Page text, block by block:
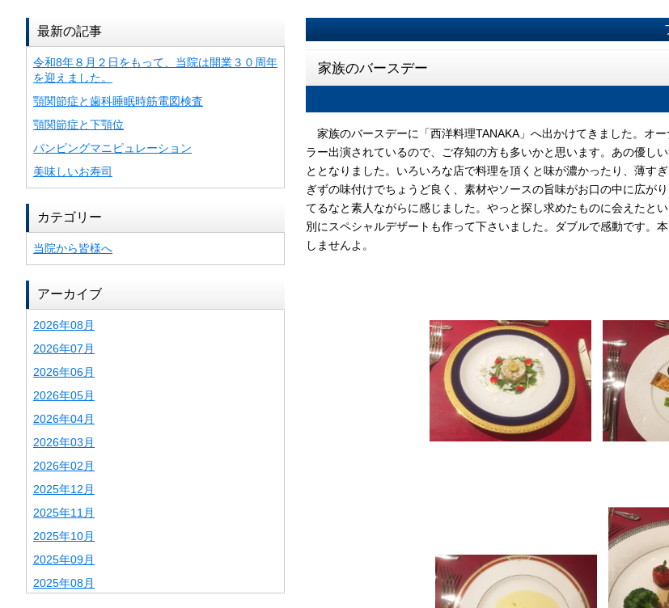
家族のバースデー
家族のバースデーに「西洋料理TANAKA」へ出かけてきました。オ
ラー出演されているので、ご存知の方も多いかと思います。あの優し
ととなりました。いろいろな店で料理を頂くと味が濃かったり、薄す
ぎずの味付けでちょうど良く、素材やソースの旨味がお口の中に広が
てるなと素人ながらに感じました。やっと探し求めたものに会えたと
別にスペシャルデザートも作って下さいました。ダブルで感動です。
しませんよ。
最新の記事
令和8年８月２日をもって、当院は開業３０周年
を迎えました。
顎関節症と歯科睡眠時筋電図検査
顎関節症と下顎位
パンピングマニピュレーション
美味しいお寿司
カテゴリー
当院から皆様へ
アーカイブ
2026年08月
2026年07月
2026年06月
2026年05月
2026年04月
2026年03月
2026年02月
2025年12月
2025年11月
2025年10月
2025年09月
2025年08月